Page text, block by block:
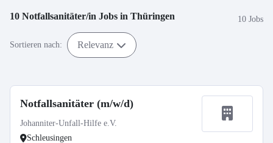
10 Notfallsanitäter/in Jobs in Thüringen 10 Jobs
Sortieren nach: Relevanz
Notfallsanitäter (m/w/d)
Johanniter-Unfall-Hilfe e.V.
Schleusingen